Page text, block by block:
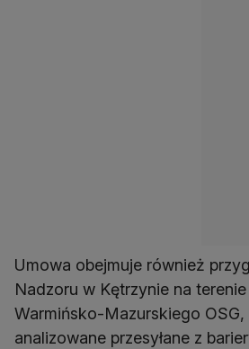
Umowa obejmuje również
Nadzoru w Kętrzynie na terenie
Warmińsko-Mazurskiego OSG,
analizowane przesyłane z